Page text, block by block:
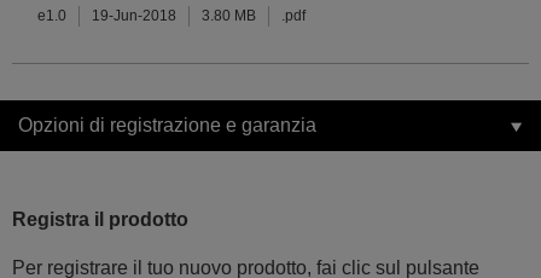
e1.0 19-Jun-2018 3.80 MB .pdf
Opzioni di registrazione e garanzia
Registra il prodotto
Per registrare il tuo nuovo prodotto, fai clic sul pulsante